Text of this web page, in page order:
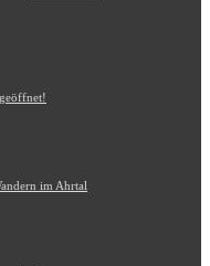
im Ahrtal